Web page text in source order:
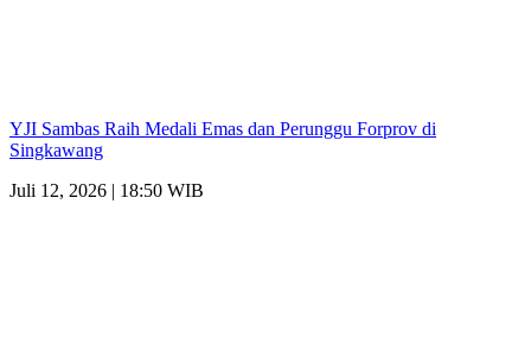
YJI Sambas Raih Medali Emas dan Perunggu Forprov di
Singkawang
Juli 12, 2026 | 18:50 WIB